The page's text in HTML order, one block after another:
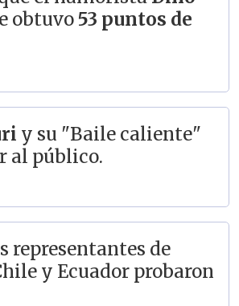
obtuvo 53 puntos de
y su "Baile caliente"
al público.
representantes de
y Ecuador probaron